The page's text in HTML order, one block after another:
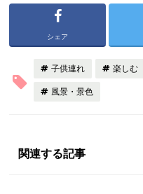
シェア
子供連れ 楽しむ
風景・景色
関連する記事